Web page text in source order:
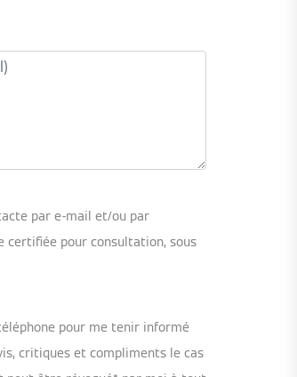
par e-mail et/ou par
certifiée pour consultation, sous
pour me tenir informé
critiques et compliments le cas